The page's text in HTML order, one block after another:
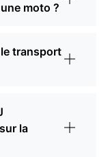
moto ?
transport
la